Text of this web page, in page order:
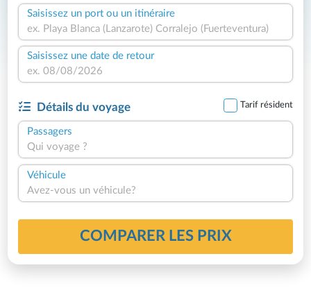
Saisissez un port ou un itinéraire
Saisissez une date de retour
Détails du voyage Tarif résident
Passagers
Qui voyage ?
Véhicule
Avez-vous un véhicule?
COMPARER LES PRIX